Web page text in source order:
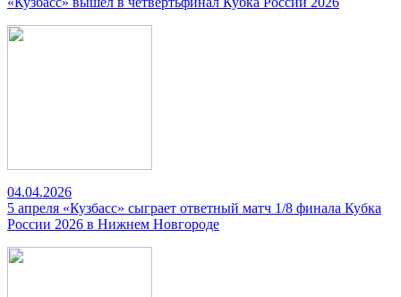
04.04.2026
5 апреля «Кузбасс» сыграет ответный матч 1/8 финала Кубка
России 2026 в Нижнем Новгороде